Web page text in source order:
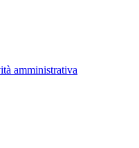
amministrativa